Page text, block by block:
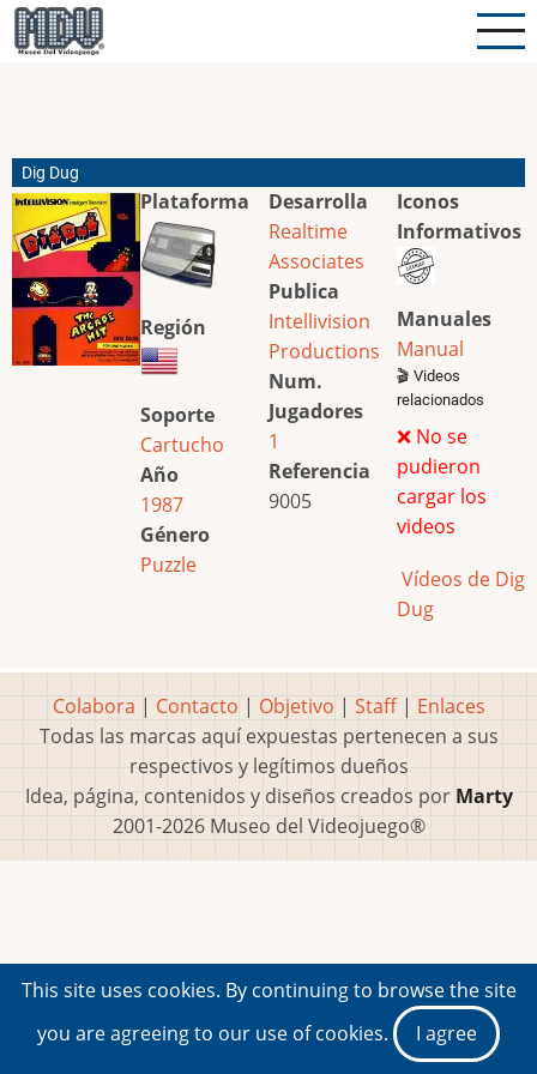
Pasar
al
Dig Dug
Plataforma
Región
Soporte
Cartucho
Año
1987
Género
Puzzle
Desarrolla
Realtime
Associates
Publica
Intellivision
Productions
Num.
Jugadores
1
Referencia
9005
Iconos
Informativos
Manuales
Manual
🎬 Videos
relacionados
❌ No se
pudieron
cargar los
videos
Vídeos de Dig
Dug
Colabora | Contacto | Objetivo | Staff| Enlaces
Todas las marcas aquí expuestas pertenecen a sus
respectivos y legítimos dueños
Idea, página, contenidos y diseños creados por Marty
2001-2026 Museo del Videojuego®
This site uses cookies. By continuing to browse the site
you are agreeing to our use of cookies.
I agree